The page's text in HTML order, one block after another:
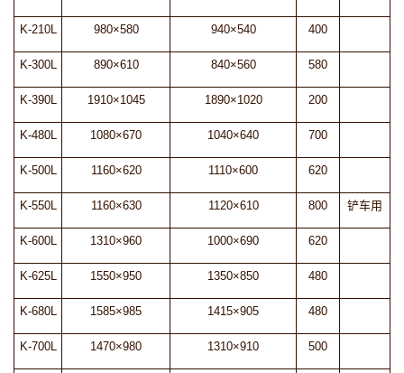
K-210L 980×580 940×540 400
K-300L 890×610 840×560 580
K-390L 1910×1045 1890×1020 200
K-480L 1080×670 1040×640 700
K-500L 1160×620 1110×600 620
K-550L 1160×630 1120×610 800 铲车用
K-600L 1310×960 1000×690 620
K-625L 1550×950 1350×850 480
K-680L 1585×985 1415×905 480
K-700L 1470×980 1310×910 500